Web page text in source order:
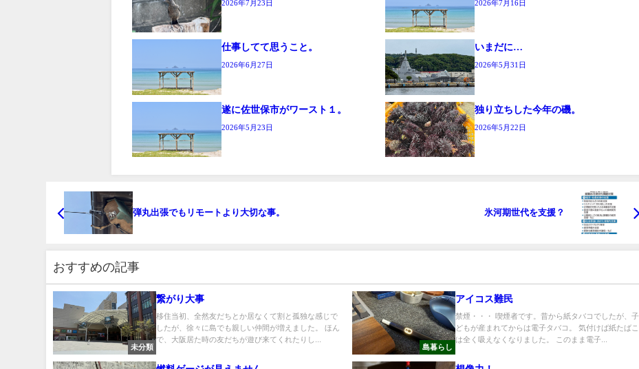
2026年7月23日 2026年7月16日
仕事してて思うこと。
2026年6月27日
いまだに…
2026年5月31日
遂に佐世保市がワースト１。
2026年5月23日
独り立ちした今年の磯。
2026年5月22日
弾丸出張でもリモートより大切な事。 氷河期世代を支援？
おすすめの記事
未分類
繋がり大事
移住当初、全然友だちとか居なくて割と孤独な感じで
したが、徐々に島でも親しい仲間が増えました。 ほん
で、大阪居た時の友だちが遊び来てくれたりし...
島暮らし
アイコス難民
禁煙・・・ 喫煙者です。昔から紙タバコでしたが、子
どもが産まれてからは電子タバコ。 気付けば紙たばこ
は全く吸えなくなりました。 このまま電子...